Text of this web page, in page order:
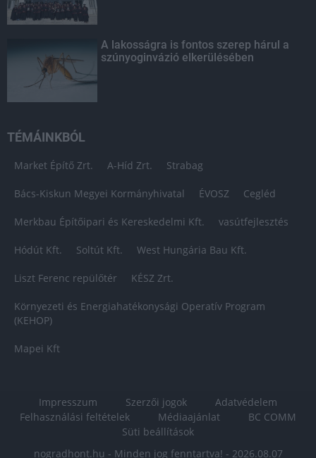
A lakosságra is fontos szerep hárul a
szúnyoginvázió elkerülésében
TÉMÁINKBÓL
Market Építő Zrt. A-Híd Zrt. Strabag
Bács-Kiskun Megyei Kormányhivatal ÉVOSZ Cegléd
Merkbau Építőipari és Kereskedelmi Kft. vasútfejlesztés
Hódút Kft. Soltút Kft. West Hungária Bau Kft.
Liszt Ferenc repülőtér KÉSZ Zrt.
Környezeti és Energiahatékonysági Operatív Program
(KEHOP)
Mapei Kft
Impresszum Szerzői jogok
Adatvédelem
Felhasználási feltételek
Médiaajánlat
BC COMM
Süti beállítások
nogradhont.hu - Minden jog fenntartva! - 2026.08.07